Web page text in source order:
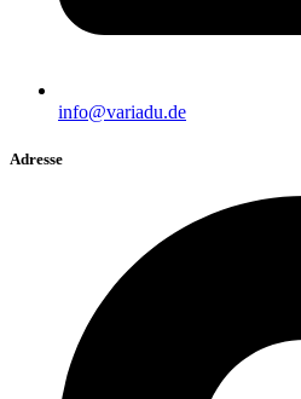
info@variadu.de
Adresse